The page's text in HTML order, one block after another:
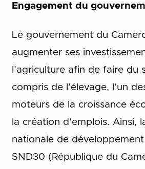
Engagement du
Le gouvernement du
augmenter ses
l’agriculture afin de faire du
compris de l’élevage, l’un
moteurs de la croissance
la création d’emplois. Ainsi,
nationale de
SND30 (République du